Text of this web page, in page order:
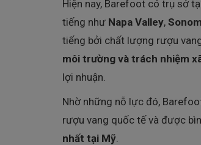
Hiện nay, Barefoot có trụ sở
tiếng như Napa Valley,
tiếng bởi chất lượng rượu
môi trường và trách nhiệm
lợi nhuận.
Nhờ những nỗ lực đó,
rượu vang quốc tế và được
nhất tại Mỹ